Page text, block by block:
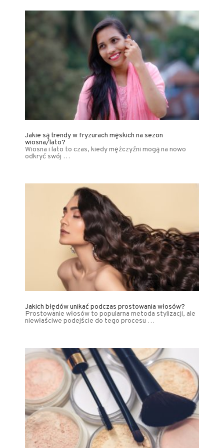
Jakie są trendy w fryzurach męskich na sezon
wiosna/lato?
Wiosna i lato to czas, kiedy mężczyźni mogą na nowo
odkryć swój …
Jakich błędów unikać podczas prostowania włosów?
Prostowanie włosów to popularna metoda stylizacji, ale
niewłaściwe podejście do tego procesu …